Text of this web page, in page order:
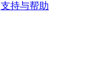
支持与帮助